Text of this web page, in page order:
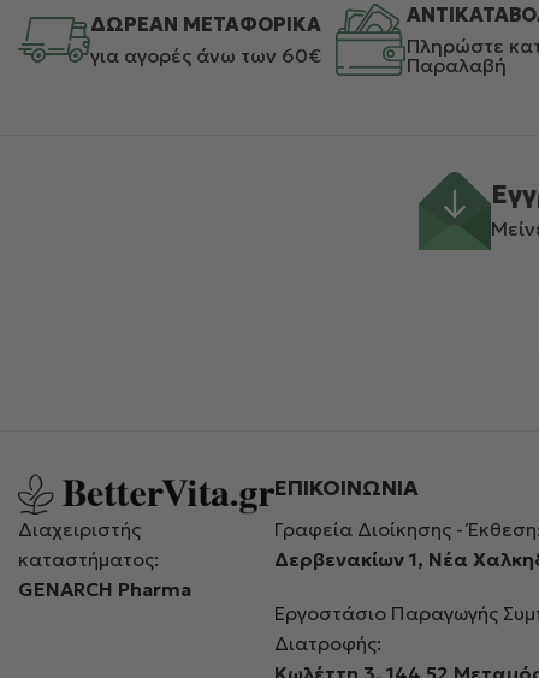
ΔΩΡΕΑΝ ΜΕΤΑΦΟΡΙΚΑ
για αγορές άνω των 60€
Πληρώστε
Παραλαβή
Διαχειριστής
καταστήματος:
GENARCH Pharma
ΕΠΙΚΟΙΝΩΝΙΑ
Γραφεία Διοίκησης - Έκθεση:
Δερβενακίων 1, Νέα
Εργοστάσιο Παραγωγής
Διατροφής:
Kωλέττη 3, 144 52